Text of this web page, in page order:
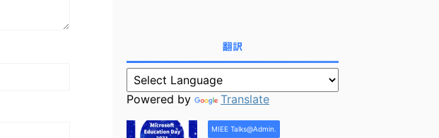
翻訳
Powered by Translate
MIEE Talks@Admin.